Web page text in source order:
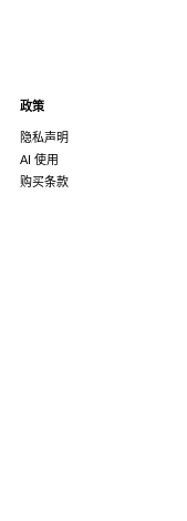
政策
隐私声明
AI 使用
购买条款